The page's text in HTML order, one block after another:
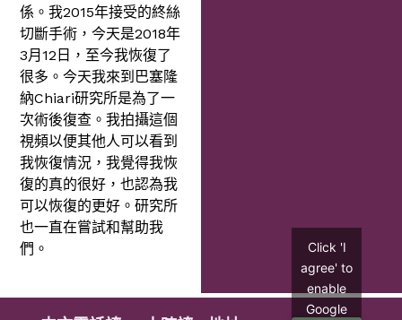
係。我2015年接受的終絲
切斷手術，今天是2018年
3月12日，至今我恢復了
很多。今天我來到巴塞隆
納Chiari研究所是為了一
次術後復查。我拍攝這個
視頻以便其他人可以看到
我恢復情況，我覺得我恢
復的真的很好，也認為我
可以恢復的更好。研究所
也一直在嘗試和幫助我
們。
Click 'I
agree' to
enable
Google